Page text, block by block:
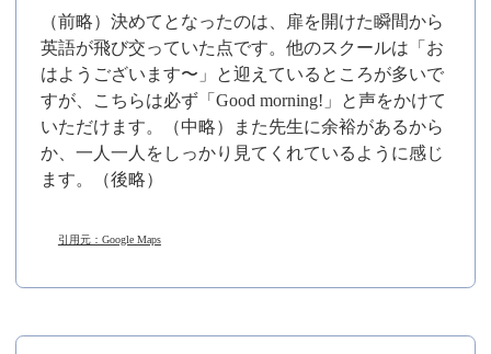
（前略）決めてとなったのは、扉を開けた瞬間から
英語が飛び交っていた点です。他のスクールは「お
はようございます〜」と迎えているところが多いで
すが、こちらは必ず「Good morning!」と声をかけて
いただけます。（中略）また先生に余裕があるから
か、一人一人をしっかり見てくれているように感じ
ます。（後略）
引用元：Google Maps